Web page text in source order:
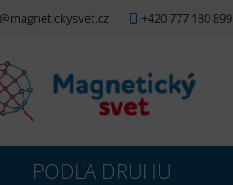
+420 777 180 899